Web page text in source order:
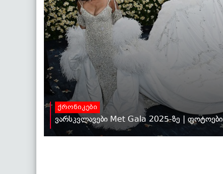
ქრონიკები
ვარსკვლავები Met Gala 2025-ზე | ფოტოები